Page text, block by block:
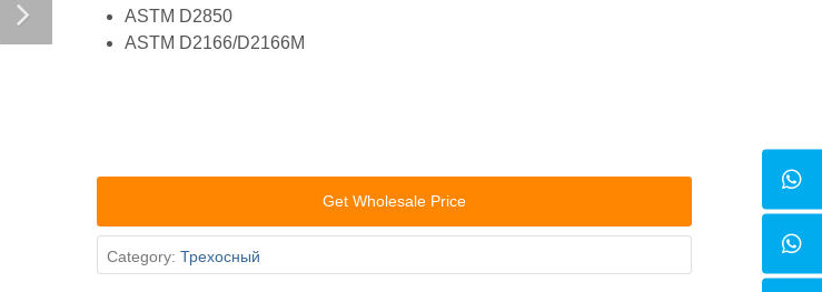
ASTM D2850
ASTM D2166/D2166M
Get Wholesale Price
Category: Трехосный